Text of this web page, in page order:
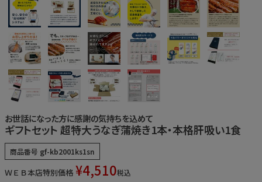
お世話になった方に感謝の気持ちを込めて
ギフトセット 超特大うなぎ蒲焼き1本・本格肝吸い1食
商品番号 gf-kb2001ks1sn
ＷＥＢ本店特別価格 ¥4,510税込
飲食店
工場見学ツアー
産地検索
お問い合わせ
お電話でのご注文・
0120-59-2580